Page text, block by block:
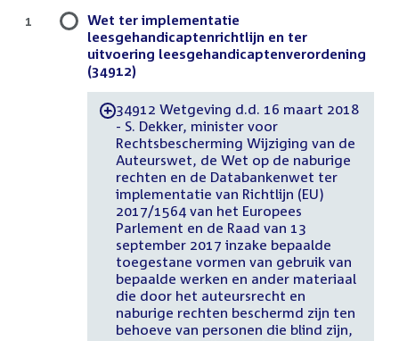
Wet ter implementatie
leesgehandicaptenrichtlijn en ter
uitvoering leesgehandicaptenverordening
(34912)
-34912 Wetgeving d.d. 16 maart 2018
- S. Dekker, minister voor
Rechtsbescherming Wijziging van de
Auteurswet, de Wet op de naburige
rechten en de Databankenwet ter
implementatie van Richtlijn (EU)
2017/1564 van het Europees
Parlement en de Raad van 13
september 2017 inzake bepaalde
toegestane vormen van gebruik van
bepaalde werken en ander materiaal
die door het auteursrecht en
naburige rechten beschermd zijn ten
behoeve van personen die blind zijn,
1